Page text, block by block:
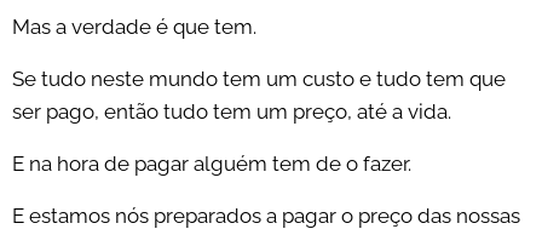
Mas a verdade é que tem.
Se tudo neste mundo tem um custo e tudo tem que
ser pago, então tudo tem um preço, até a vida.
E na hora de pagar alguém tem de o fazer.
E estamos nós preparados a pagar o preço das nossas